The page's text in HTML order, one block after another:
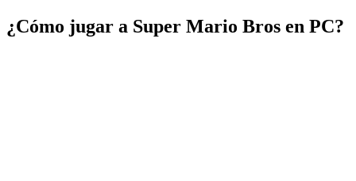
¿Cómo jugar a Super Mario Bros en PC?